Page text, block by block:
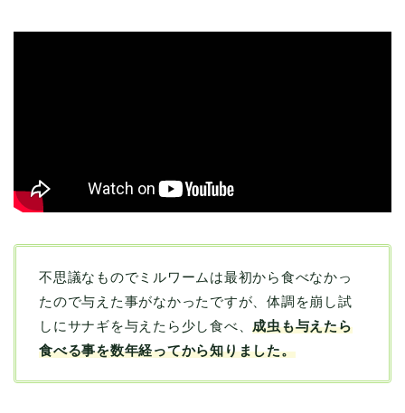
不思議なものでミルワームは最初から食べなかっ
たので与えた事がなかったですが、体調を崩し試
しにサナギを与えたら少し食べ、成虫も与えたら
食べる事を数年経ってから知りました。